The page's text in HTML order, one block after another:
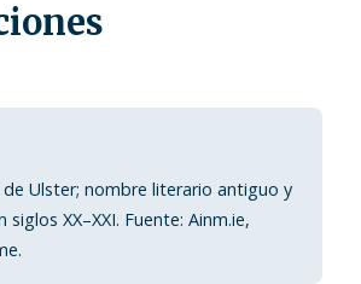
de Ulster; nombre literario antiguo y
XX–XXI. Fuente: Ainm.ie,